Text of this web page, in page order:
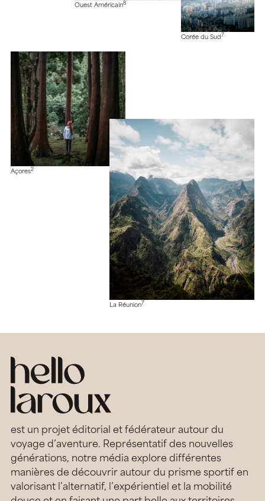
Ouest Américain8
Corée du Sud 7
Açores2
La Réunion7
est un projet éditorial et fédérateur autour du
voyage d’aventure. Représentatif des nouvelles
générations, notre média explore différentes
manières de découvrir autour du prisme sportif en
valorisant l’alternatif, l’expérientiel et la mobilité